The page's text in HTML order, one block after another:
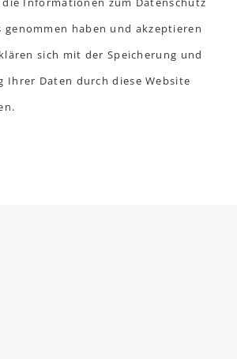
genommen haben und akzeptieren
sich mit der Speicherung und
Ihrer Daten durch diese Website